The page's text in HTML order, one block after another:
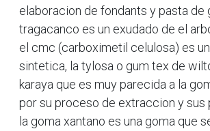
elaboracion de fondants y pasta de
tragacanco es un exudado de el
el cmc (carboximetil celulosa) es
sintetica, la tylosa o gum tex de
karaya que es muy parecida a la
por su proceso de extraccion y sus
la goma xantano es una goma que